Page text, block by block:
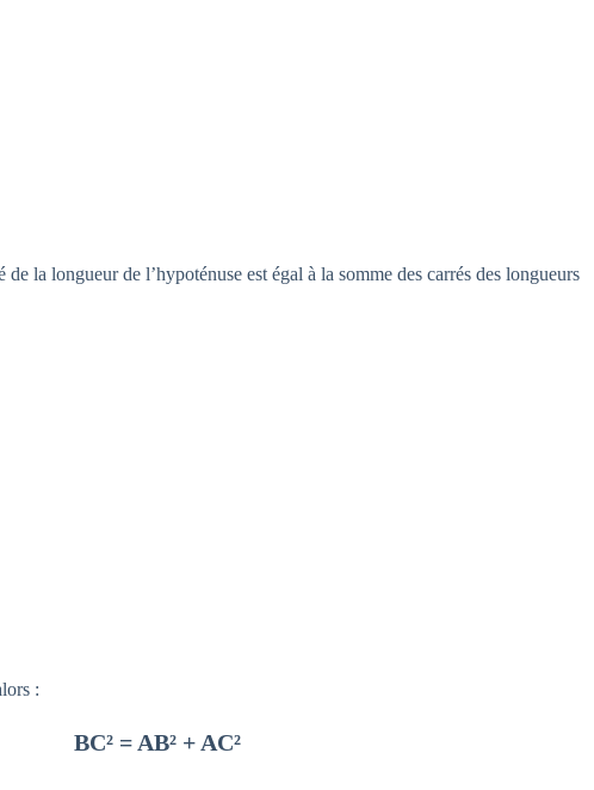
la longueur de l’hypoténuse est égal à la somme des carrés des longueurs
:
BC² = AB² + AC²